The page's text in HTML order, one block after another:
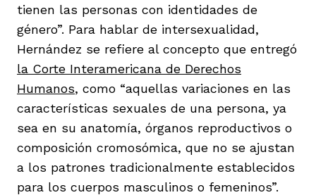
tienen las personas con identidades de
género”. Para hablar de intersexualidad,
Hernández se refiere al concepto que entregó
la Corte Interamericana de Derechos
Humanos, como “aquellas variaciones en las
características sexuales de una persona, ya
sea en su anatomía, órganos reproductivos o
composición cromosómica, que no se ajustan
a los patrones tradicionalmente establecidos
para los cuerpos masculinos o femeninos”.